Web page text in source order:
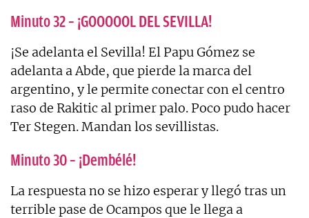
Minuto 32 – ¡GOOOOOL DEL SEVILLA!
¡Se adelanta el Sevilla! El Papu Gómez se
adelanta a Abde, que pierde la marca del
argentino, y le permite conectar con el centro
raso de Rakitic al primer palo. Poco pudo hacer
Ter Stegen. Mandan los sevillistas.
Minuto 30 – ¡Dembélé!
La respuesta no se hizo esperar y llegó tras un
terrible pase de Ocampos que le llega a